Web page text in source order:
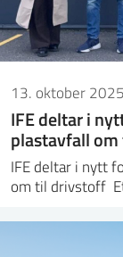
13. oktober 2025
IFE deltar i
plastavfall
IFE deltar i nytt
om til drivstoff